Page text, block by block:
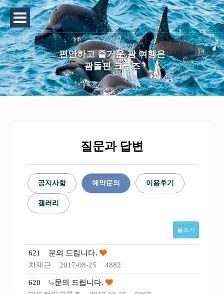
편안하고 즐거운 괌 여행은
괌돌핀 크루즈
질문과 답변
공지사항 예약문의 이용후기
갤러리
글쓰기
621
문의 드립니다.
차재근
2017-08-25 4882
620
문의 드립니다.